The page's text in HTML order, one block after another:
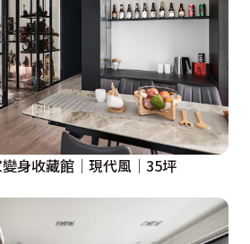
變身收藏館│現代風│35坪